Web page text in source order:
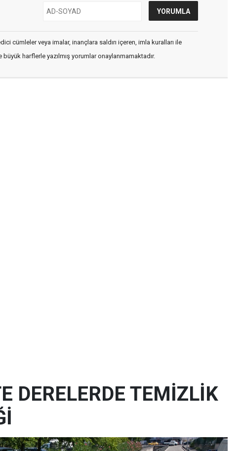
cümleler veya imalar, inançlara saldırı içeren, imla kuralları ile
büyük harflerle yazılmış yorumlar onaylanmamaktadır.
DERELERDE TEMİZLİK